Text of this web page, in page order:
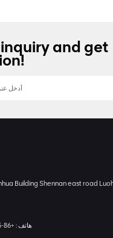
and get
Building Shennan east road
هاتف : +86-755-83677183